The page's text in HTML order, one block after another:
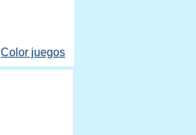
Color juegos